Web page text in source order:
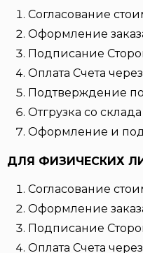
Согласование
Оформление
Подписание
Оплата Счета
Подтверждение
Отгрузка со
Оформление и
ДЛЯ ФИЗИЧЕСКИХ
Согласование
Оформление
Подписание
Оплата Счета